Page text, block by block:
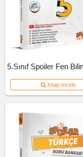
Kitap İncele